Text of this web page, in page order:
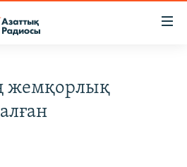
жемқорлық